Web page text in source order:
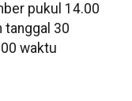
pukul 14.00
tanggal 30
waktu